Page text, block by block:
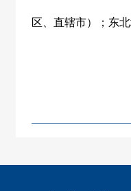
区、直辖市）；东